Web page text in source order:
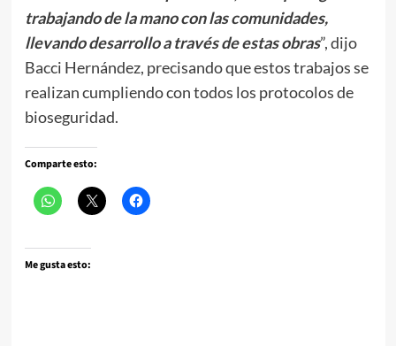
trabajando de la mano con las comunidades,
llevando desarrollo a través de estas obras”, dijo
Bacci Hernández, precisando que estos trabajos se
realizan cumpliendo con todos los protocolos de
bioseguridad.
Comparte esto:
Me gusta esto: